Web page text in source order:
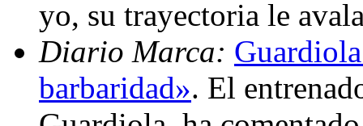
yo, su trayectoria le
Diario Marca:
barbaridad». El